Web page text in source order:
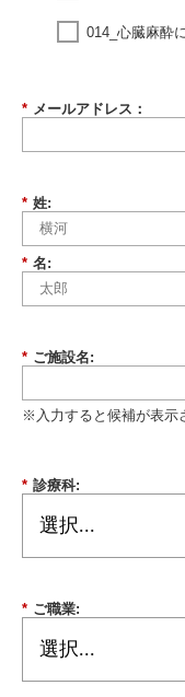
014_心臓麻酔
* メールアドレス：
* 姓:
* 名:
* ご施設名:
※入力すると候補が表示
* 診療科:
* ご職業: